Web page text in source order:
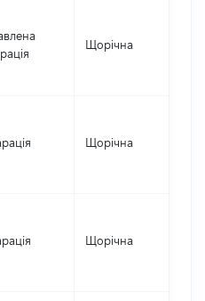
Щорічна
Щорічна
Щорічна